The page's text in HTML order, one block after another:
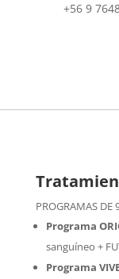
+56 9
PROGRAMAS DE
Programa
sanguíneo +
Programa